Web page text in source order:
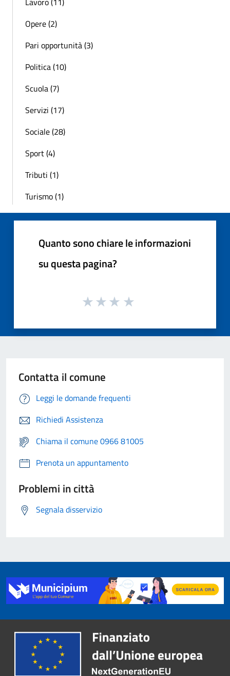
Opere (2)
Pari opportunità (3)
Politica (10)
Scuola (7)
Servizi (17)
Sociale (28)
Sport (4)
Tributi (1)
Turismo (1)
Quanto sono chiare le informazioni
su questa pagina?
Contatta il comune
Leggi le domande frequenti
Richiedi Assistenza
Chiama il comune 0966 81005
Prenota un appuntamento
Problemi in città
Segnala disservizio